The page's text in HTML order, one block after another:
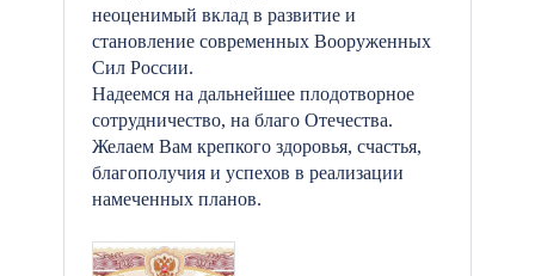
неоценимый вклад в развитие и
становление современных Вооруженных
Сил России.
Надеемся на дальнейшее плодотворное
сотрудничество, на благо Отечества.
Желаем Вам крепкого здоровья, счастья,
благополучия и успехов в реализации
намеченных планов.